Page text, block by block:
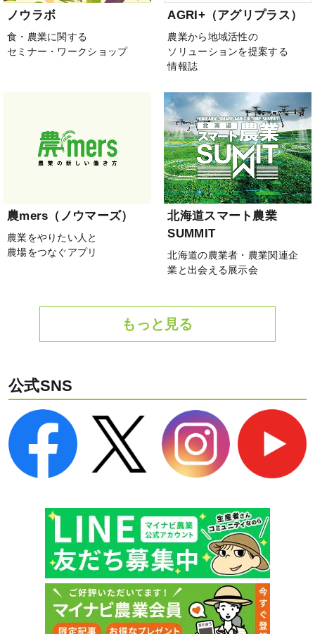
ノウラボ
食・農業に関する
セミナー・ワークショップ
AGRI+（アグリプラス）
農業から地域活性の
ソリューションを提案する
情報誌
農mers（ノウマーズ）
農業をやりたい人と
農場をつなぐアプリ
北海道スマート農業
SUMMIT
北海道の農業者・農業関連企
業と出会える展示会
もっと見る
公式SNS